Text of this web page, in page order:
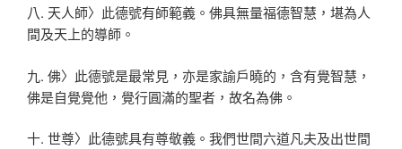
八. 天人師〉此德號有師範義。佛具無量福德智慧，堪為人
間及天上的導師。
九. 佛〉此德號是最常見，亦是家諭戶曉的，含有覺智慧，
佛是自覺覺他，覺行圓滿的聖者，故名為佛。
十. 世尊〉此德號具有尊敬義。我們世間六道凡夫及出世間